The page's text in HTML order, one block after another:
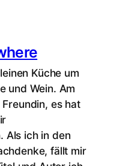
Küche um
und Wein. Am
es hat
Als ich in den
fällt mir